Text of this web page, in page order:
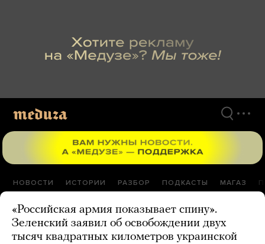
НОВОСТИ ИСТОРИИ РАЗБОР ПОДКАСТЫ МАГАЗ
«Российская армия показывает спину».
Зеленский заявил об освобождении двух
тысяч квадратных километров украинской